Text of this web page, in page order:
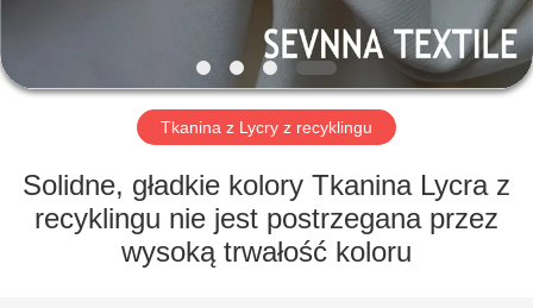
O
WYCIECZKA
Tkanina z Lycry z recyklingu
Solidne, gładkie kolory Tkanina Lycra z
recyklingu nie jest postrzegana przez
wysoką trwałość koloru